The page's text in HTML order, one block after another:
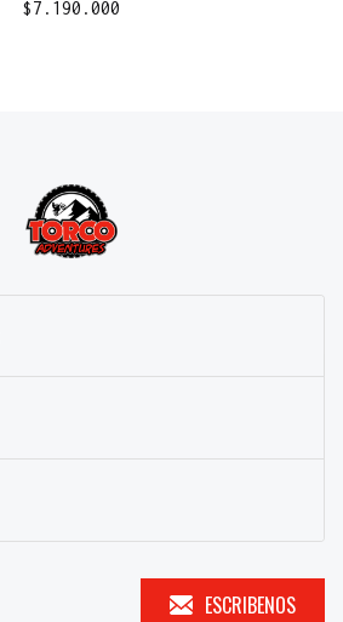
$7.190.000
ESCRIBENOS